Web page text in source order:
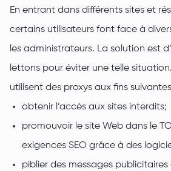
En entrant dans différents sites et
certains utilisateurs font face à
les administrateurs. La solution est
lettons pour éviter une telle
utilisent des proxys aux fins
obtenir l’accès aux sites interdits;
promouvoir le site Web dans le
exigences SEO grâce à des
piblier des messages